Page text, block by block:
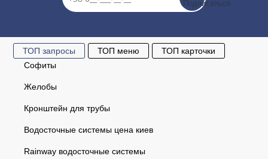
ТОП запросы ТОП меню
ТОП карточки
Софиты
Желобы
Кронштейн для трубы
Водосточные системы цена киев
Rainway водосточные системы